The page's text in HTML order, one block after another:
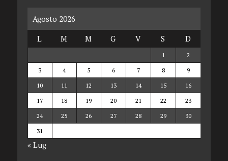
Agosto 2026
L
M M G V S D
1
2
3
4 5 6 7 8
9
10
11 12 13 14 15
16
17
18 19 20 21 22
23
24
25 26 27 28 29
30
31
« Lug